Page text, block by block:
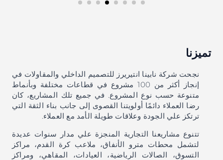
تميزنا
نجحت شركة نابينا انتيريرز للتصميم الداخلي والمقاولات في
إنجاز أكثر من 100 مشروع في قطاعات مختلفة وبأنماط
متنوعة حسب نوع المشروع. في جميع تلك المشاريع، كان
رضا العملاء دائمًا أولويتنا القصوى إلى جانب بناء الثقة التي
ترتكز علي الجودة وعلاقات طويلة الأمد مع العملاء.
تتنوع مشاريعنا التجارية المنجزة علي مدار سنوات عديدة
لتشمل محطات مترو الأنفاق، ملاعب كرة القدم، مراكز
التسوق، الصالات الرياضية، العيادات، المقاهي، ومراكز